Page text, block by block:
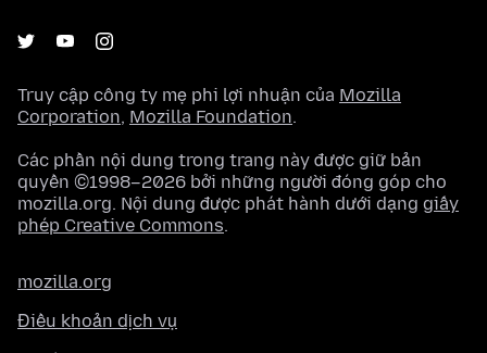
Truy cập công ty mẹ phi lợi nhuận của Mozilla
Corporation, Mozilla Foundation.
Các phần nội dung trong trang này được giữ bản
quyền ©1998–2026 bởi những người đóng góp cho
mozilla.org. Nội dung được phát hành dưới dạng giấy
phép Creative Commons.
mozilla.org
Điều khoản dịch vụ